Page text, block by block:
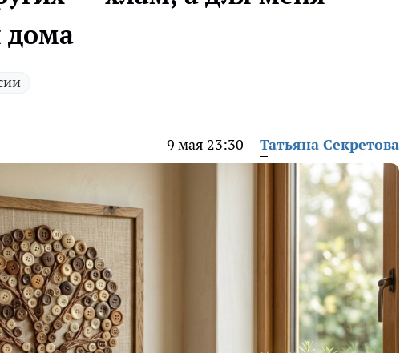
дома
9 мая 23:30 Татьяна Секретова